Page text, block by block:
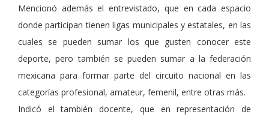
Mencionó además el entrevistado, que en cada espacio
donde participan tienen ligas municipales y estatales, en las
cuales se pueden sumar los que gusten conocer este
deporte, pero también se pueden sumar a la federación
mexicana para formar parte del circuito nacional en las
categorías profesional, amateur, femenil, entre otras más.
Indicó el también docente, que en representación de